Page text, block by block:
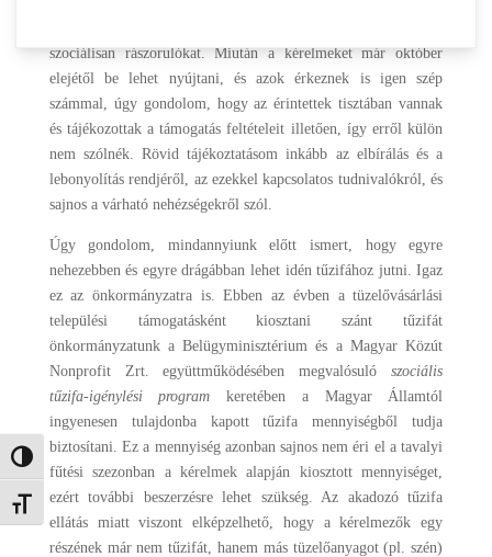
Nagy kontraszt váltása
Betűméret váltása
szociálisan rászorulókat. Miután a kérelmeket már október
elejétől be lehet nyújtani, és azok érkeznek is igen szép
számmal, úgy gondolom, hogy az érintettek tisztában vannak
és tájékozottak a támogatás feltételeit illetően, így erről külön
nem szólnék. Rövid tájékoztatásom inkább az elbírálás és a
lebonyolítás rendjéről, az ezekkel kapcsolatos tudnivalókról, és
sajnos a várható nehézségekről szól.
Úgy gondolom, mindannyiunk előtt ismert, hogy egyre
nehezebben és egyre drágábban lehet idén tűzifához jutni. Igaz
ez az önkormányzatra is. Ebben az évben a tüzelővásárlási
települési támogatásként kiosztani szánt tűzifát
önkormányzatunk a Belügyminisztérium és a Magyar Közút
Nonprofit Zrt. együttműködésében megvalósulószociális
tűzifa-igénylési program keretében a Magyar Államtól
ingyenesen tulajdonba kapott tűzifa mennyiségből tudja
biztosítani. Ez a mennyiség azonban sajnos nem éri el a tavalyi
fűtési szezonban a kérelmek alapján kiosztott mennyiséget,
ezért további beszerzésre lehet szükség. Az akadozó tűzifa
ellátás miatt viszont elképzelhető, hogy a kérelmezők egy
részének már nem tűzifát, hanem más tüzelőanyagot (pl. szén)